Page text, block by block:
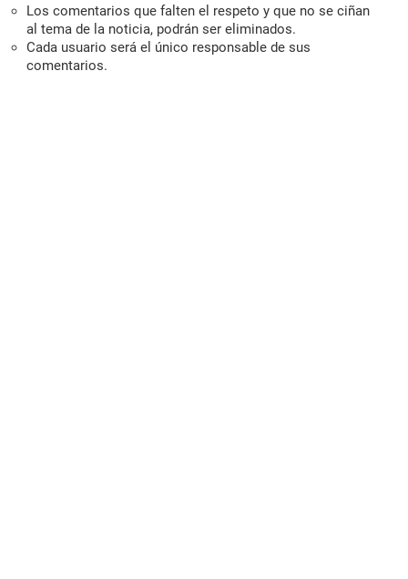
Los comentarios que falten el respeto y que no se ciñan
al tema de la noticia, podrán ser eliminados.
Cada usuario será el único responsable de sus
comentarios.